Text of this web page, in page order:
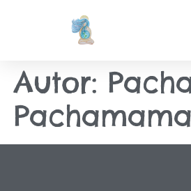
Autor:
Pachamama